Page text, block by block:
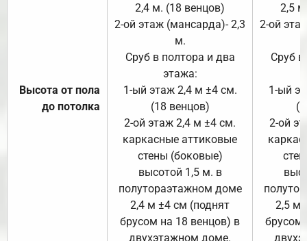
Высота от пола
до потолка
2,4 м. (18 венцов)
2-ой этаж (мансарда)- 2,3
м.
Сруб в полтора и два
этажа:
1-ый этаж 2,4 м ±4 см.
(18 венцов)
2-ой этаж 2,4 м ±4 см.
каркасные аттиковые
стены (боковые)
высотой 1,5 м. в
полутораэтажном доме
2,4 м ±4 см (поднят
брусом на 18 венцов) в
двухэтажном доме.
2,5
2-ой
Сруб
1-ый
2-ой
2,5 м
брусом